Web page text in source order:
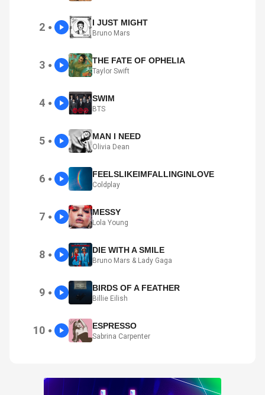
2 ● I JUST MIGHT
Bruno Mars
3 ● THE FATE OF OPHELIA
Taylor Swift
4 ● SWIM
BTS
5 ● MAN I NEED
Olivia Dean
6 ● FEELSLIKEIMFALLINGINLOVE
Coldplay
7 ● MESSY
Lola Young
8 ● DIE WITH A SMILE
Bruno Mars & Lady Gaga
9 ● BIRDS OF A FEATHER
Billie Eilish
10 ● ESPRESSO
Sabrina Carpenter